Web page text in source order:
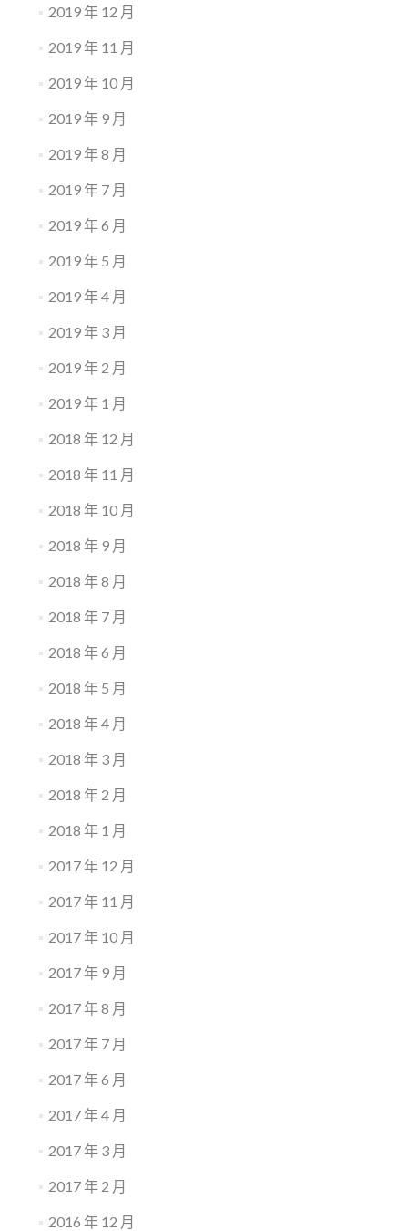
2019 年 12 月
2019 年 11 月
2019 年 10 月
2019 年 9 月
2019 年 8 月
2019 年 7 月
2019 年 6 月
2019 年 5 月
2019 年 4 月
2019 年 3 月
2019 年 2 月
2019 年 1 月
2018 年 12 月
2018 年 11 月
2018 年 10 月
2018 年 9 月
2018 年 8 月
2018 年 7 月
2018 年 6 月
2018 年 5 月
2018 年 4 月
2018 年 3 月
2018 年 2 月
2018 年 1 月
2017 年 12 月
2017 年 11 月
2017 年 10 月
2017 年 9 月
2017 年 8 月
2017 年 7 月
2017 年 6 月
2017 年 4 月
2017 年 3 月
2017 年 2 月
2016 年 12 月